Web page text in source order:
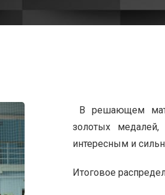
В решающем
золотых медалей,
интересным и
Итоговое